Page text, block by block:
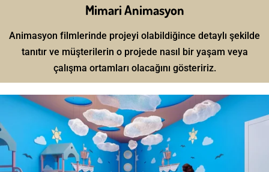
Mimari Animasyon
Animasyon filmlerinde projeyi olabildiğince detaylı şekilde
tanıtır ve müşterilerin o projede nasıl bir yaşam veya
çalışma ortamları olacağını gösteririz.